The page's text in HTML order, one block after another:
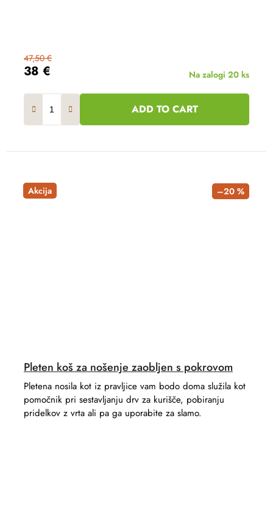
38 €
47,50 €
Na zalogi 20 ks
ADD TO CART
Akcija –20 %
Pleten koš za nošenje zaobljen s pokrovom
Pletena nosila kot iz pravljice vam bodo doma služila kot
pomočnik pri sestavljanju drv za kurišče, pobiranju
pridelkov z vrta ali pa ga uporabite za slamo.